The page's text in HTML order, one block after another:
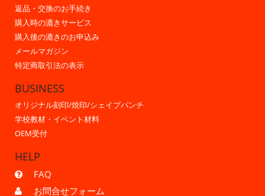
返品・交換のお手続き
購入時の漉きサービス
購入後の漉きのお申込み
メールマガジン
特定商取引法の表示
BUSINESS
オリジナル刻印/焼印/シェイプパンチ
学校教材・イベント材料
OEM受付
HELP
FAQ
お問合せフォーム